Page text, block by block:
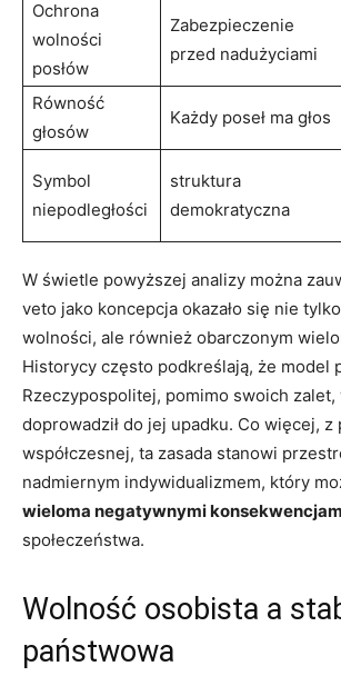
Ochrona
wolności
posłów
Zabezpieczenie⁢
przed‍ nadużyciami
Równość
głosów
Każdy ⁤poseł ma głos
Symbol
⁣niepodległości
struktura
demokratyczna
W świetle powyższej analizy można
⁤veto jako koncepcja okazało się nie
wolności, ale ⁢również obarczonym
⁣Historycy często podkreślają, że model
Rzeczypospolitej, pomimo⁤ swoich zalet,
‌doprowadził ‌do ⁤jej upadku. Co więcej,
⁤współczesnej, ta zasada stanowi
nadmiernym indywidualizmem, który
wieloma negatywnymi
społeczeństwa.
Wolność osobista a
państwowa